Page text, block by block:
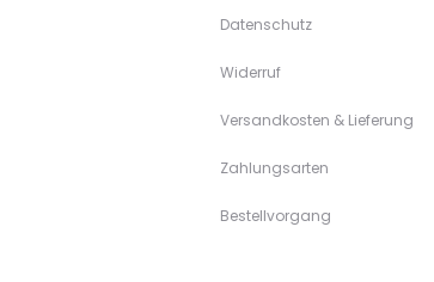
Datenschutz
Widerruf
Versandkosten & Lieferung
Zahlungsarten
Bestellvorgang